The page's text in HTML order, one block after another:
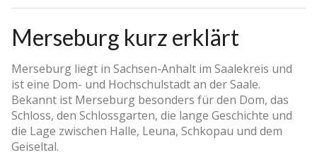
Merseburg kurz erklärt
Merseburg liegt in Sachsen-Anhalt im Saalekreis und
ist eine Dom- und Hochschulstadt an der Saale.
Bekannt ist Merseburg besonders für den Dom, das
Schloss, den Schlossgarten, die lange Geschichte und
die Lage zwischen Halle, Leuna, Schkopau und dem
Geiseltal.